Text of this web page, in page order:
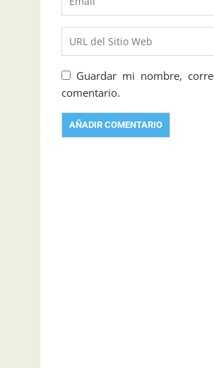
Guardar mi nombre,
comentario.